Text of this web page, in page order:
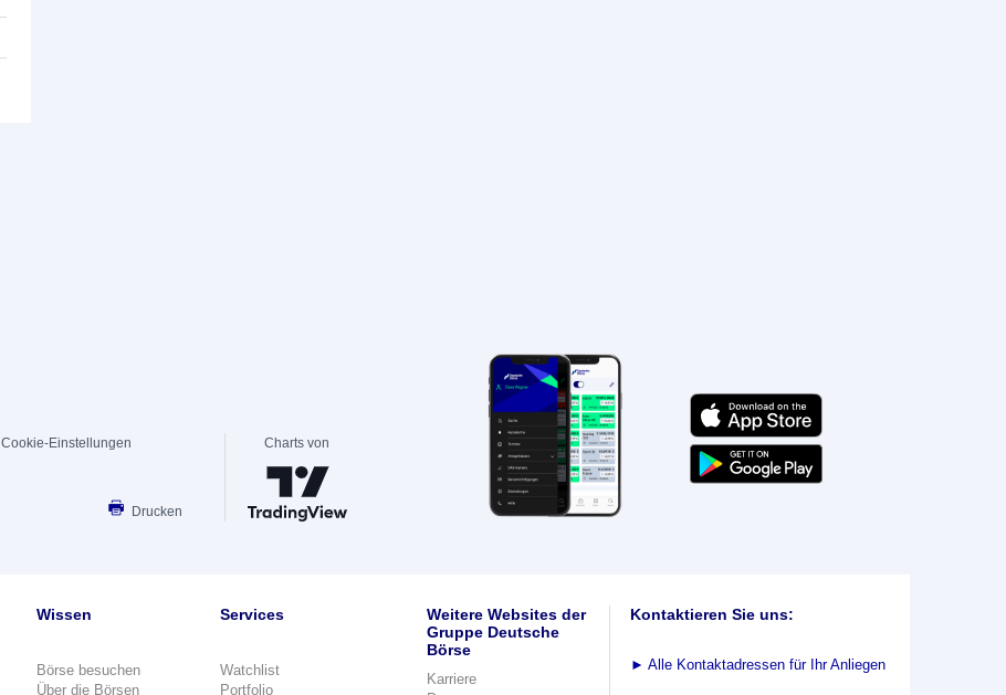
Cookie-Einstellungen
Drucken
Charts von
Wissen
Börse besuchen
Über die Börsen
Services
Watchlist
Portfolio
Weitere Websites der
Gruppe Deutsche
Börse
Karriere
Kontaktieren Sie uns:
► Alle Kontaktadressen für Ihr Anliegen